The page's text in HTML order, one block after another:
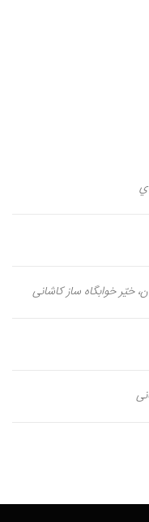
خیّر خوابگاه ساز کاشانی